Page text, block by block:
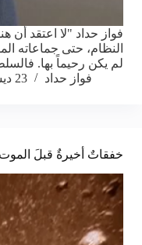
فواز حداد "لا اعتقد
النظام، حتى جماعاته
لم يكن رحيماً بها.
فواز حداد
23 ديسمبر, 2016
خفقاتٌ أخيرةٌ قبلَ الموت